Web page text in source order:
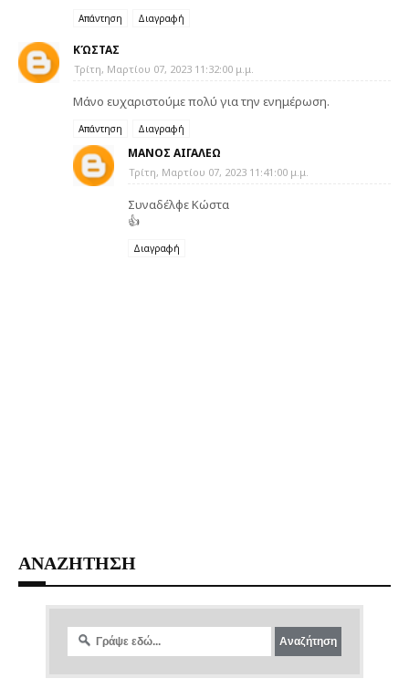
Απάντηση Διαγραφή
ΚΏΣΤΑΣ
Τρίτη, Μαρτίου 07, 2023 11:32:00 μ.μ.
Μάνο ευχαριστούμε πολύ για την ενημέρωση.
Απάντηση Διαγραφή
ΜΑΝΟΣ ΑΙΓΑΛΕΩ
Τρίτη, Μαρτίου 07, 2023 11:41:00 μ.μ.
Συναδέλφε Κώστα
👍
Διαγραφή
ΑΝΑΖΗΤΗΣΗ